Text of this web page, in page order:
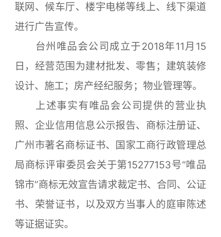
联网、候车厅、楼宇电梯等线上、线下渠道
进行广告宣传。
台州唯品会公司成立于2018年11月15
日，经营范围为建材批发、零售；建筑装修
设计、施工；房产经纪服务；物业管理等。
上述事实有唯品会公司提供的营业执
照、企业信用信息公示报告、商标注册证、
广州市著名商标证书、国家工商行政管理总
局商标评审委员会关于第15277153号“唯品
锦市”商标无效宣告请求裁定书、合同、公证
书、荣誉证书，以及双方当事人的庭审陈述
等证据证实。